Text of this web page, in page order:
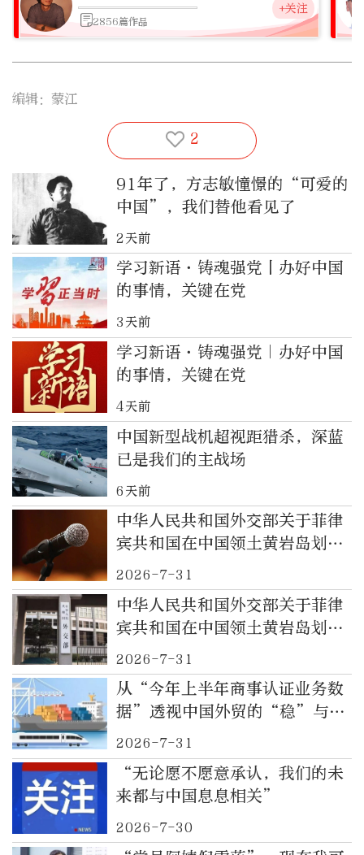
2856篇作品
+关注
编辑：蒙江
2
91年了，方志敏憧憬的“可爱的
中国”，我们替他看见了
2天前
学习新语·铸魂强党丨办好中国
的事情，关键在党
3天前
学习新语·铸魂强党｜办好中国
的事情，关键在党
4天前
中国新型战机超视距猎杀，深蓝
已是我们的主战场
6天前
中华人民共和国外交部关于菲律
宾共和国在中国领土黄岩岛划设
所谓“领海基线”的声明
2026-7-31
中华人民共和国外交部关于菲律
宾共和国在中国领土黄岩岛划设
所谓“领海基线”的声明
2026-7-31
从“今年上半年商事认证业务数
据”透视中国外贸的“稳”与
“增”
2026-7-31
“无论愿不愿意承认，我们的未
来都与中国息息相关”
2026-7-30